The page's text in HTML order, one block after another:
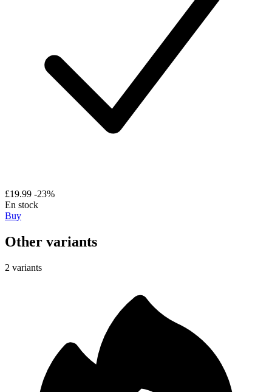
£19.99 -23%
En stock
Buy
Other variants
2 variants